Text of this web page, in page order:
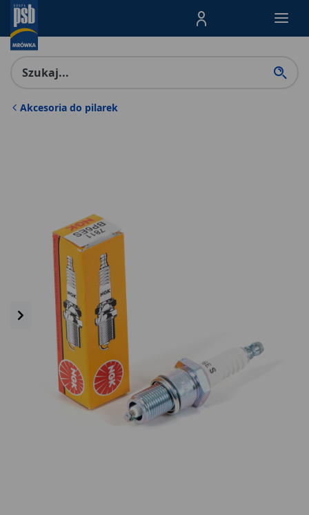
Menu Produktów,
Akcesoria do pilarek